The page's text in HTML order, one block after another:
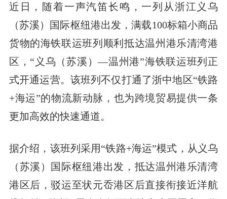
近日，随着一声汽笛长鸣，一列从浙江义乌
（苏溪）国际枢纽港出发，满载100标箱小商品
货物的海铁联运班列顺利抵达温州港乐清湾港
区，“义乌（苏溪）—温州港”海铁联运班列正
式开通运营。该班列不仅打通了浙中地区“铁路
+海运”的物流新动脉，也为跨境贸易提供一条
更加高效的快速通道。
据介绍，该班列采用“铁路+海运”模式，从义乌
（苏溪）国际枢纽港出发，抵达温州港乐清湾
港区后，驳运至状元岙港区后直接衔接近洋航